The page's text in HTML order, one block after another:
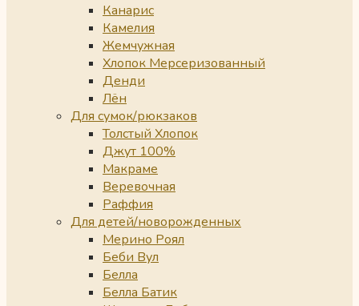
Канарис
Камелия
Жемчужная
Хлопок Мерсеризованный
Денди
Лён
Для сумок/рюкзаков
Толстый Хлопок
Джут 100%
Макраме
Веревочная
Раффия
Для детей/новорожденных
Мерино Роял
Беби Вул
Белла
Белла Батик